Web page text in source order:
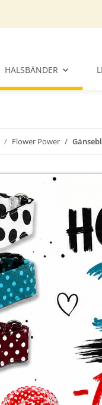
HALSBÄNDER
Flower Power